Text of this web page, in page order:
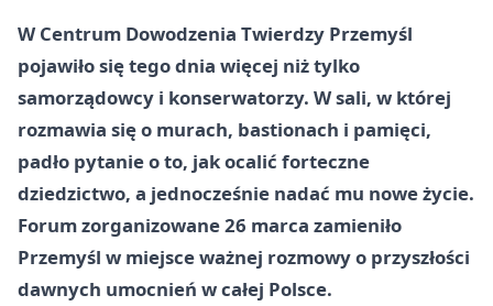
W Centrum Dowodzenia Twierdzy Przemyśl
pojawiło się tego dnia więcej niż tylko
samorządowcy i konserwatorzy. W sali, w której
rozmawia się o murach, bastionach i pamięci,
padło pytanie o to, jak ocalić forteczne
dziedzictwo, a jednocześnie nadać mu nowe życie.
Forum zorganizowane 26 marca zamieniło
Przemyśl w miejsce ważnej rozmowy o przyszłości
dawnych umocnień w całej Polsce.